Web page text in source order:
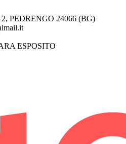
PEDRENGO 24066 (BG)
ESPOSITO